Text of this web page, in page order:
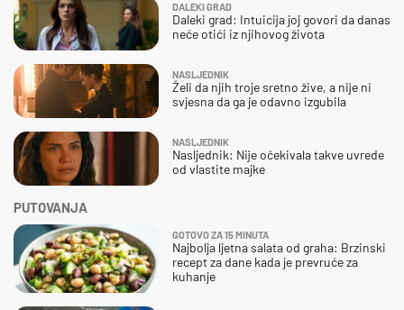
DALEKI GRAD
Daleki grad: Intuicija joj govori da danas
neće otići iz njihovog života
NASLJEDNIK
Želi da njih troje sretno žive, a nije ni
svjesna da ga je odavno izgubila
NASLJEDNIK
Nasljednik: Nije očekivala takve uvrede
od vlastite majke
PUTOVANJA
GOTOVO ZA 15 MINUTA
Najbolja ljetna salata od graha: Brzinski
recept za dane kada je prevruće za
kuhanje